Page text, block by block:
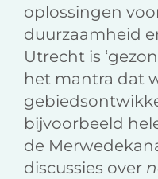
oplossingen
duurzaamheid
Utrecht is
het mantra dat
bijvoorbeeld
de
discussies over